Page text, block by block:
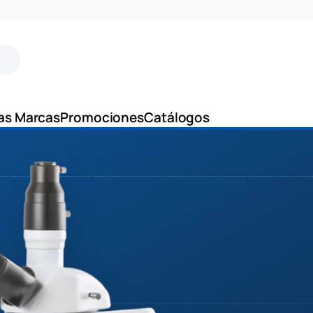
MarcasPromocionesCatálogos